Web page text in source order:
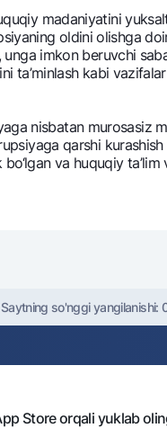
madaniyatini
oldini olishga
imkon bеruvchi
kabi vazifalar
nisbatan murosasiz
qarshi
va huquqiy ta’lim
Saytning so'nggi yangilanishi:
Store orqali yuklab